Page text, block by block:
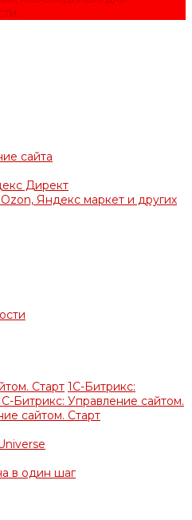
сайта
Директ
Яндекс маркет и других
Старт 1С-Битрикс:
Битрикс: Управление сайтом.
сайтом. Старт
в один шаг